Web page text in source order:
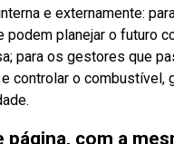
e externamente:
podem planejar o futuro
para os gestores que
controlar o combustível,
página, com a